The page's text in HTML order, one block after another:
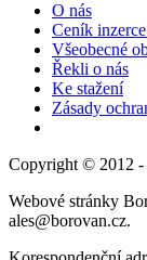
O nás
Ceník
Všeobecné
Řekli o nás
Ke stažení
Zásady
Copyright © 2012 -
Webové stránky
ales@borovan.cz.